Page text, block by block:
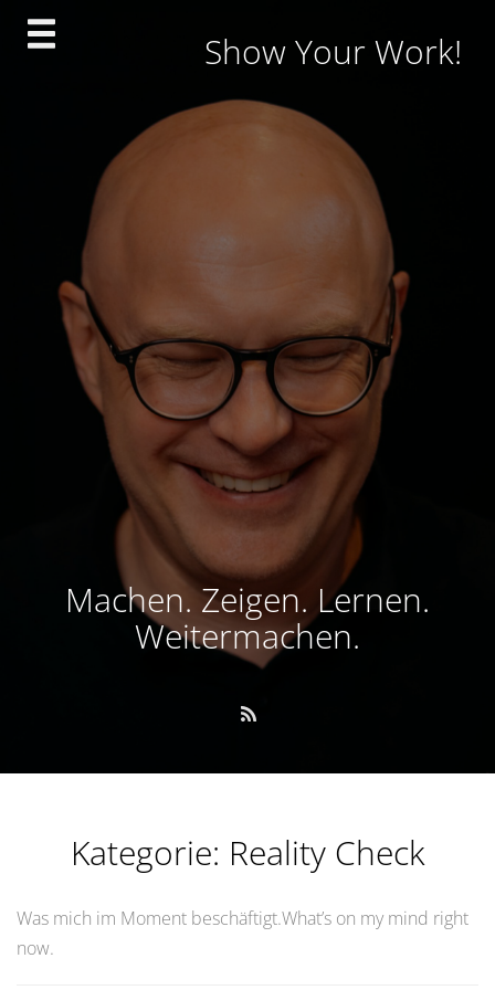
Skip
Show Your Work!
Machen. Zeigen. Lernen.
Weitermachen.
Kategorie: Reality Check
Was mich im Moment beschäftigt.What’s on my mind right
now.